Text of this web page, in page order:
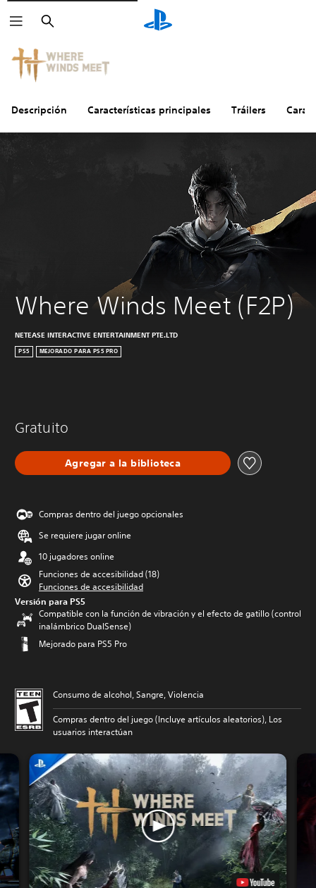
Buscar
Descripción Características principales Tráilers
Where Winds Meet (F2P)
NETEASE INTERACTIVE ENTERTAINMENT PTE.LTD
PS5 MEJORADO PARA PS5 PRO
Gratuito
Agregar a la biblioteca
Compras dentro del juego opcionales
Se requiere jugar online
10 jugadores online
Funciones de accesibilidad (18)
Funciones de accesibilidad
Versión para PS5
Compatible con la función de vibración y el efecto de gatillo (control
inalámbrico DualSense)
Mejorado para PS5 Pro
Consumo de alcohol, Sangre, Violencia
Compras dentro del juego (Incluye artículos aleatorios), Los
usuarios interactúan